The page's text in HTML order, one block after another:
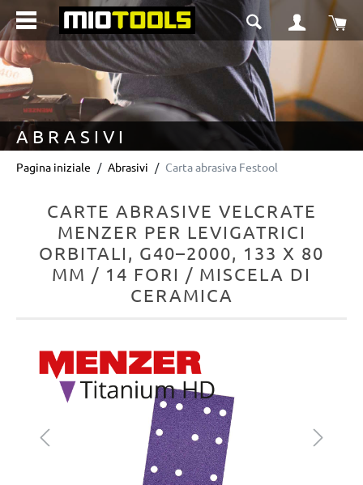
principale Il
ABRASIVI
Pagina iniziale Abrasivi Carta abrasiva Festool
CARTE ABRASIVE VELCRATE
MENZER PER LEVIGATRICI
ORBITALI, G40–2000, 133 X 80
MM / 14 FORI / MISCELA DI
CERAMICA
Salta la galleria di immagini